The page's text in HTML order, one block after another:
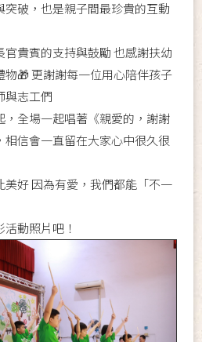
突破，也是親子間最珍貴的互動
貴賓的支持與鼓勵 也感謝扶幼
物🎁 更謝謝每一位用心陪伴孩子
與志工們
，全場一起唱著《親愛的，謝謝
相信會一直留在大家心中很久很
美好 因為有愛，我們都能「不一
動照片吧！